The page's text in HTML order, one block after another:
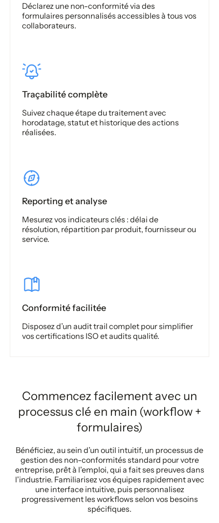
Déclarez une non-conformité via des
formulaires personnalisés accessibles à tous vos
collaborateurs.
Traçabilité complète
Suivez chaque étape du traitement avec
horodatage, statut et historique des actions
réalisées.
Reporting et analyse
Mesurez vos indicateurs clés : délai de
résolution, répartition par produit, fournisseur ou
service.
Conformité facilitée
Disposez d’un audit trail complet pour simplifier
vos certifications ISO et audits qualité.
Commencez facilement avec un
processus clé en main (workflow +
formulaires)
Bénéficiez, au sein d’un outil intuitif, un processus de
gestion des non-conformités standard pour votre
entreprise, prêt à l'emploi, qui a fait ses preuves dans
l'industrie. Familiarisez vos équipes rapidement avec
une interface intuitive, puis personnalisez
progressivement les workflows selon vos besoins
spécifiques.